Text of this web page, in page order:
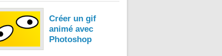
Créer un gif
animé avec
Photoshop